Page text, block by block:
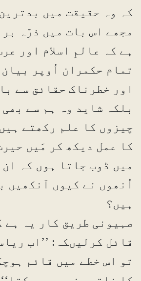
کہ وہ حقیقت میں
مجھے اس بات میں ذرّہ
ہے کہ عالمِ اسلام اور
تمام حکمران اُوپر
اور خطرناک حقائق سے
بلکہ شاید وہ ہم سے
چیزوں کا علم رکھتے
کا عمل دیکھ کر مَیں
میں ڈوب جاتا ہوں کہ
اُنھوں نے کیوں آنکھیں
ہیں؟
صہیونی طریق کار یہ ہے
قائل کرلیںکہ: ’’اب
تو اس خطے میں قائم